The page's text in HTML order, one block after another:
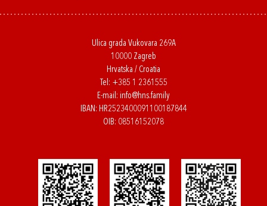
Ulica grada Vukovara 269A
10000 Zagreb
Hrvatska / Croatia
Tel: +385 1 2361555
E-mail: info@hns.family
IBAN: HR2523400091100187844
OIB: 08516152078